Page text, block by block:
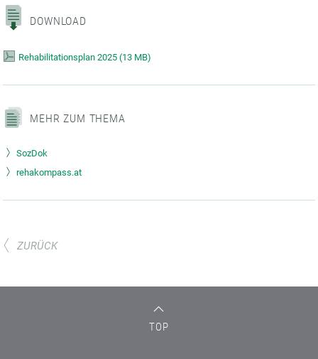
DOWNLOAD
Rehabilitationsplan 2025 (13 MB)
MEHR ZUM THEMA
SozDok
rehakompass.at
ZURÜCK
TOP